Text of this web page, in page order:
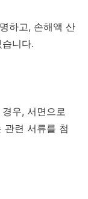
하고, 손해액 산
니다.
우, 서면으로
관련 서류를 첨